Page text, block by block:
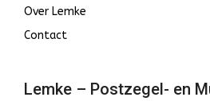
Over Lemke
Contact
Lemke – Postzegel- en